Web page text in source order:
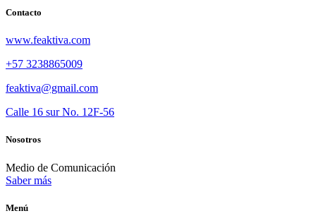
Contacto
www.feaktiva.com
+57 3238865009
feaktiva@gmail.com
Calle 16 sur No. 12F-56
Nosotros
Medio de Comunicación
Saber más
Menú